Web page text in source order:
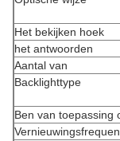
Het bekijken hoek
het antwoorden
Aantal van
Backlighttype
Ben van toepassing